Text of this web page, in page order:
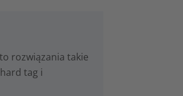
rozwiązania takie
tag i